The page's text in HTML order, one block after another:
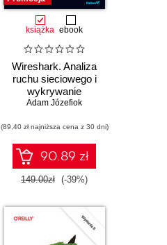
książka ebook
Wireshark. Analiza
ruchu sieciowego i
wykrywanie
włamań
Adam Józefiok
(89,40 zł najniższa cena z 30 dni)
90.89 zł
149.00zł (-39%)